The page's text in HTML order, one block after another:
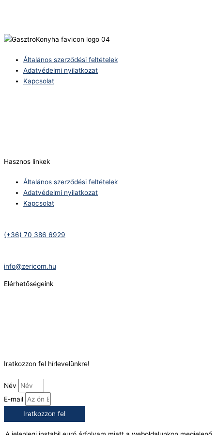
Általános szerződési feltételek
Adatvédelmi nyilatkozat
Kapcsolat
Hasznos linkek
Általános szerződési feltételek
Adatvédelmi nyilatkozat
Kapcsolat
(+36) 70 386 6929
info@zericom.hu
Elérhetőségeink
Iratkozzon fel hírlevelünkre!
Név
E-mail
Iratkozzon fel